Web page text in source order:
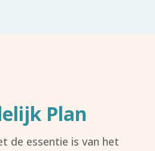
Plan
de essentie is van het